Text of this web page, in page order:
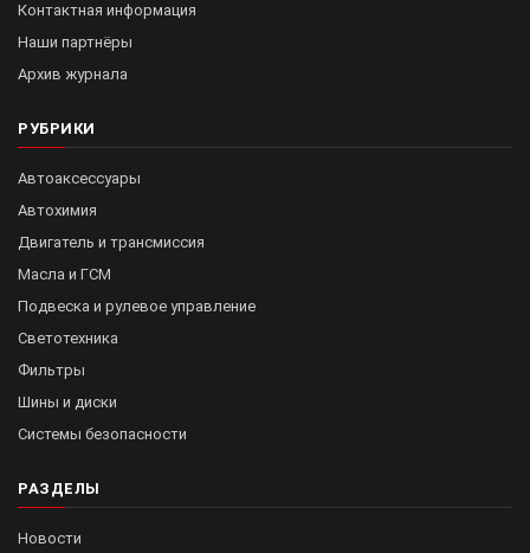
Контактная информация
Наши партнёры
Архив журнала
РУБРИКИ
Автоаксессуары
Автохимия
Двигатель и трансмиссия
Масла и ГСМ
Подвеска и рулевое управление
Светотехника
Фильтры
Шины и диски
Системы безопасности
РАЗДЕЛЫ
Новости